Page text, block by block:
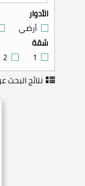
الأدوار
أرضي
شقة
1
2
نتائج البحث